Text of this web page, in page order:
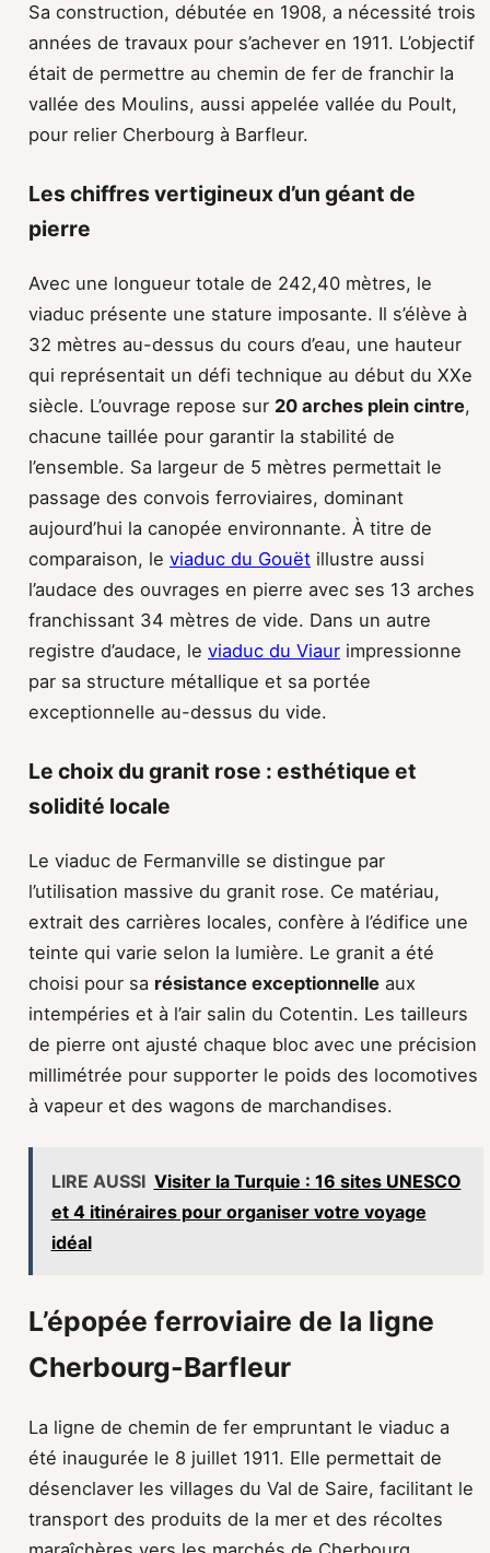
Sa construction, débutée en 1908, a nécessité trois
années de travaux pour s’achever en 1911. L’objectif
était de permettre au chemin de fer de franchir la
vallée des Moulins, aussi appelée vallée du Poult,
pour relier Cherbourg à Barfleur.
Les chiffres vertigineux d’un géant de
pierre
Avec une longueur totale de 242,40 mètres, le
viaduc présente une stature imposante. Il s’élève à
32 mètres au-dessus du cours d’eau, une hauteur
qui représentait un défi technique au début du XXe
siècle. L’ouvrage repose sur 20 arches plein cintre,
chacune taillée pour garantir la stabilité de
l’ensemble. Sa largeur de 5 mètres permettait le
passage des convois ferroviaires, dominant
aujourd’hui la canopée environnante. À titre de
comparaison, le viaduc du Gouët illustre aussi
l’audace des ouvrages en pierre avec ses 13 arches
franchissant 34 mètres de vide. Dans un autre
registre d’audace, le viaduc du Viaur impressionne
par sa structure métallique et sa portée
exceptionnelle au-dessus du vide.
Le choix du granit rose : esthétique et
solidité locale
Le viaduc de Fermanville se distingue par
l’utilisation massive du granit rose. Ce matériau,
extrait des carrières locales, confère à l’édifice une
teinte qui varie selon la lumière. Le granit a été
choisi pour sa résistance exceptionnelle aux
intempéries et à l’air salin du Cotentin. Les tailleurs
de pierre ont ajusté chaque bloc avec une précision
millimétrée pour supporter le poids des locomotives
à vapeur et des wagons de marchandises.
LIRE AUSSI Visiter la Turquie : 16 sites UNESCO
et 4 itinéraires pour organiser votre voyage
idéal
L’épopée ferroviaire de la ligne
Cherbourg-Barfleur
La ligne de chemin de fer empruntant le viaduc a
été inaugurée le 8 juillet 1911. Elle permettait de
désenclaver les villages du Val de Saire, facilitant le
transport des produits de la mer et des récoltes